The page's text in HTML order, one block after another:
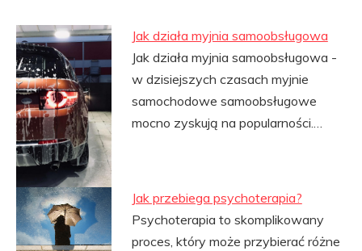
Jak działa myjnia samoobsługowa
Jak działa myjnia samoobsługowa -
w dzisiejszych czasach myjnie
samochodowe samoobsługowe
mocno zyskują na popularności.…
Jak przebiega psychoterapia?
Psychoterapia to skomplikowany
proces, który może przybierać różne